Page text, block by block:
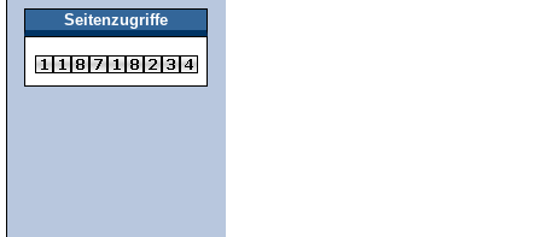
Seitenzugriffe